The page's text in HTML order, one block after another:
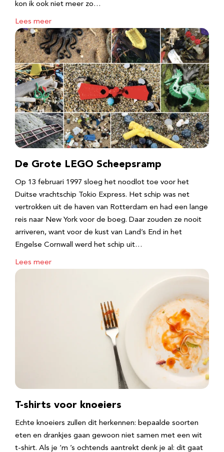
kon ik ook niet meer zo…
Lees meer
De Grote LEGO Scheepsramp
Op 13 februari 1997 sloeg het noodlot toe voor het
Duitse vrachtschip Tokio Express. Het schip was net
vertrokken uit de haven van Rotterdam en had een lange
reis naar New York voor de boeg. Daar zouden ze nooit
arriveren, want voor de kust van Land’s End in het
Engelse Cornwall werd het schip uit…
Lees meer
T-shirts voor knoeiers
Echte knoeiers zullen dit herkennen: bepaalde soorten
eten en drankjes gaan gewoon niet samen met een wit
t-shirt. Als je ‘m ’s ochtends aantrekt denk je al: dit gaat